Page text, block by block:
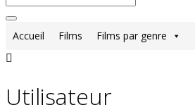
Accueil Films Films par genre
Utilisateur